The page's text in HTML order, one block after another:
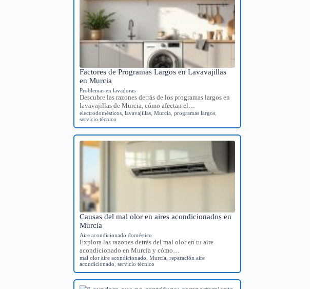
Factores de Programas Largos en Lavavajillas
en Murcia
Problemas en lavadoras
Descubre las razones detrás de los programas largos en
lavavajillas de Murcia, cómo afectan el…
electrodomésticos ,lavavajillas ,Murcia ,programas largos
servicio técnico
Causas del mal olor en aires acondicionados en
Murcia
Aire acondicionado doméstico
Explora las razones detrás del mal olor en tu aire
acondicionado en Murcia y cómo…
mal olor aire acondicionado ,Murcia ,reparación aire
acondicionado ,servicio técnico